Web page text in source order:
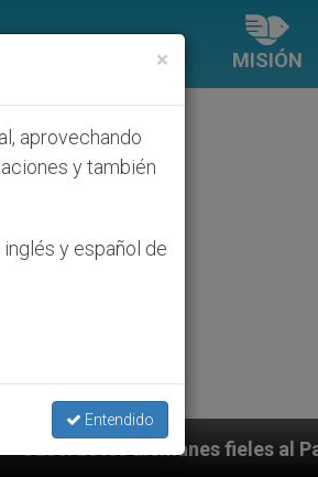
MISIÓN
fieles al Papa contestan a su
×
aprovechando
y también
y español de
Entendido